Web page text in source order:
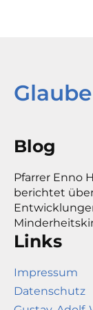
Blog
Pfarrer Enno
berichtet
Links
Impressum
Datenschutz